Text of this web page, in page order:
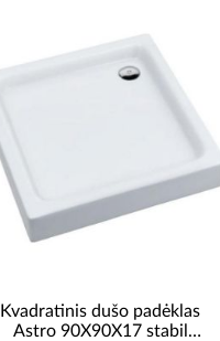
Kvadratinis dušo padėklas
Astro 90X90X17 stabil